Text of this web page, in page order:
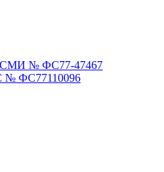
СМИ № ФС77-47467
№ ФС77110096